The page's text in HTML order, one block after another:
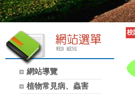
網站導覽
植物常見病、蟲害
校